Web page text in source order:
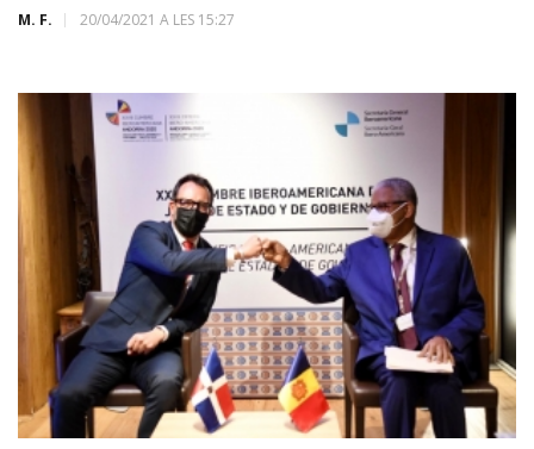
M. F. 20/04/2021 A LES 15:27